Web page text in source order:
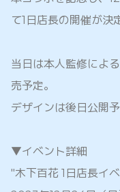
て1日店長の開催が決
当日は本人監修によ
売予定。
デザインは後日公開予
▼イベント詳細
"木下百花 1日店長イ